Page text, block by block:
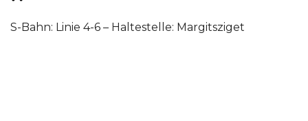
S-Bahn: Linie 4-6 – Haltestelle: Margitsziget